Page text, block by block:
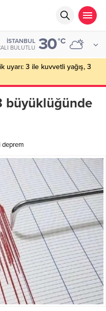
İSTANBUL
BULUTLU 30°C
yönelik eylem hazırlığı: 2
büyüklüğünde
deprem